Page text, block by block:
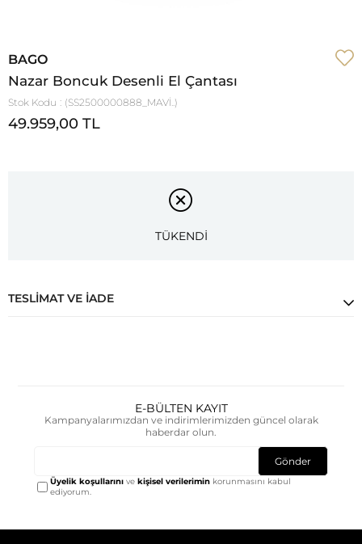
BAGO
Nazar Boncuk Desenli El Çantası
Stok Kodu (SS2500000888_MAVİ..)
49.959,00 TL
TÜKENDİ
TESLIMAT VE İADE
E-BÜLTEN KAYIT
Kampanyalarımızdan ve indirimlerimizden güncel olarak
haberdar olun.
Gönder
Üyelik koşullarını vekişisel verilerimin korunmasını kabul
ediyorum.